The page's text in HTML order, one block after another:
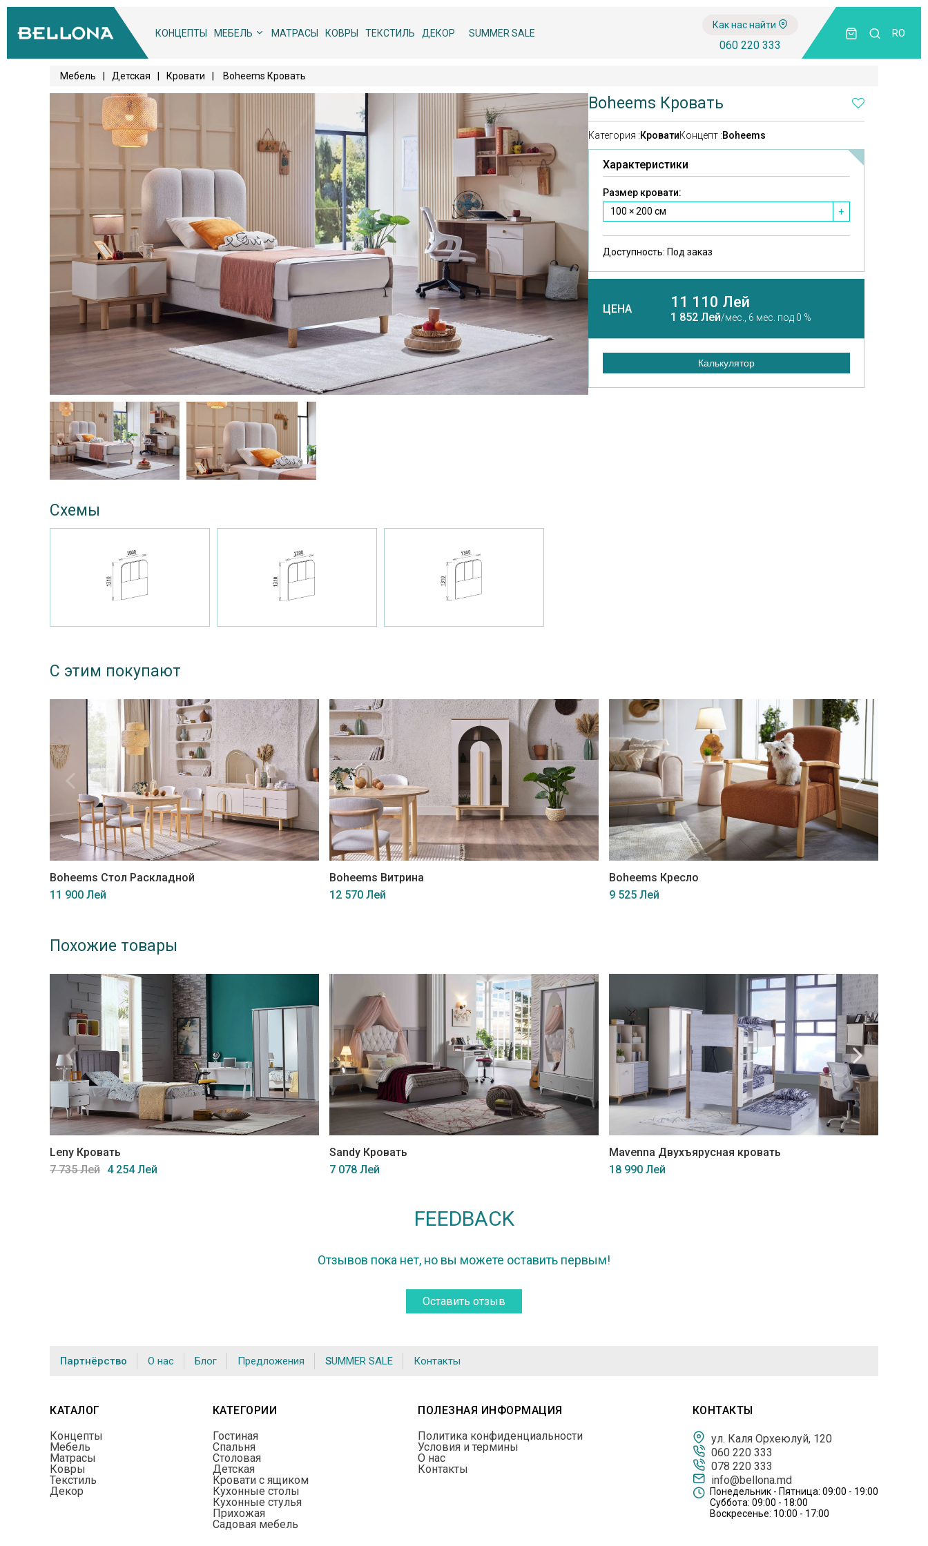
КОНЦЕПТЫ МЕБЕЛЬ МАТРАСЫ КОВРЫ ТЕКСТИЛЬ ДЕКОР SUMMER SALE
Как нас найти
060 220 333
RO
Мебель Детская Кровати Boheems Кровать
Boheems Кровать
Категория :КроватиКонцепт :Boheems
Характеристики
Размер кровати:
100 × 200 см
+
Доступность: Под заказ
ЦЕНА 11 110 Лей
1 852 Лей/мес., 6 мес. под 0 %
Калькулятор
Схемы
С этим покупают
Boheems Стол Раскладной
11 900 Лей
Boheems Витрина
12 570 Лей
Boheems Кресло
9 525 Лей
Похожие товары
Leny Кровать
7 735 Лей 4 254 Лей
Sandy Кровать
7 078 Лей
Mavenna Двухъярусная кровать
18 990 Лей
FEEDBACK
Отзывов пока нет, но вы можете оставить первым!
Оставить отзыв
Партнёрство О нас Блог Предложения SUMMER SALE Контакты
КАТАЛОГ
Концепты
Мебель
Матрасы
Ковры
Текстиль
Декор
КАТЕГОРИИ
Гостиная
Спальня
Столовая
Детская
Кровати с ящиком
Кухонные столы
Кухонные стулья
Прихожая
Садовая мебель
ПОЛЕЗНАЯ ИНФОРМАЦИЯ
Политика конфиденциальности
Условия и термины
О нас
Контакты
КОНТАКТЫ
ул. Каля Орхеюлуй, 120
060 220 333
078 220 333
info@bellona.md
Понедельник - Пятница: 09:00 - 19:00
Суббота: 09:00 - 18:00
Воскресенье: 10:00 - 17:00